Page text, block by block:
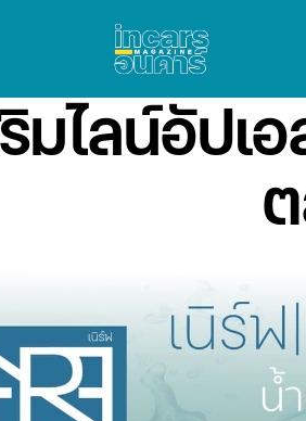
มไลน์อัปเ